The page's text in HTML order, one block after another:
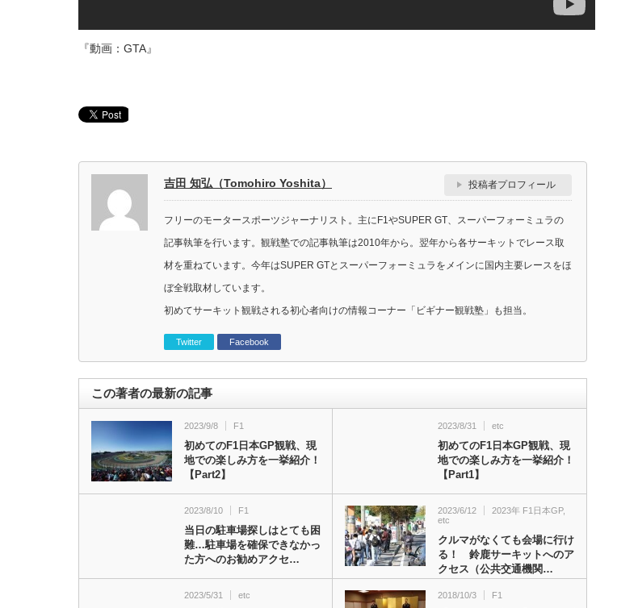
『動画：GTA』
吉田 知弘（Tomohiro Yoshita） 投稿者プロフィール
フリーのモータースポーツジャーナリスト。主にF1やSUPER GT、スーパーフォーミュラの
記事執筆を行います。観戦塾での記事執筆は2010年から。翌年から各サーキットでレース取
材を重ねています。今年はSUPER GTとスーパーフォーミュラをメインに国内主要レースをほ
ぼ全戦取材しています。
初めてサーキット観戦される初心者向けの情報コーナー「ビギナー観戦塾」も担当。
Twitter Facebook
この著者の最新の記事
2023/9/8 F1
初めてのF1日本GP観戦、現
地での楽しみ方を一挙紹介！
【Part2】
2023/8/31 etc
初めてのF1日本GP観戦、現
地での楽しみ方を一挙紹介！
【Part1】
2023/8/10 F1
当日の駐車場探しはとても困
難…駐車場を確保できなかっ
た方へのお勧めアクセ…
2023/6/12 2023年 F1日本GP,
etc
クルマがなくても会場に行け
る！ 鈴鹿サーキットへのア
クセス（公共交通機関…
2023/5/31 etc 2018/10/3 F1